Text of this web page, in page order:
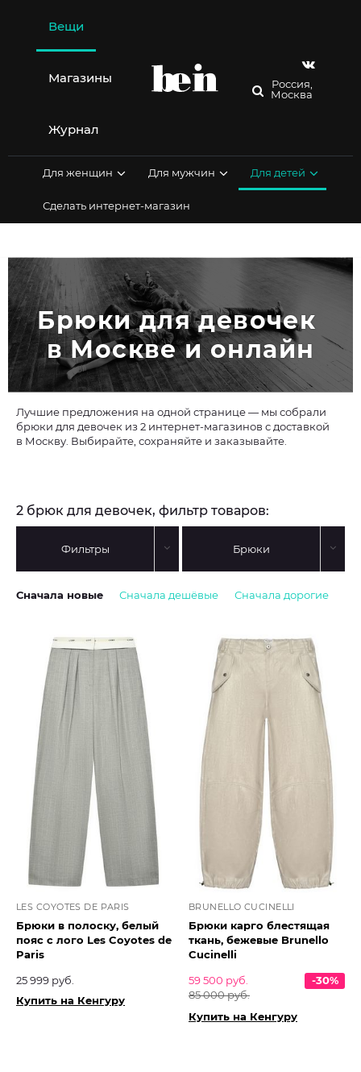
содержимому
Вещи
Магазины
Журнал
Россия,
Москва
Для женщин Для мужчин Для детей
Сделать интернет-магазин
Брюки для девочек
в Москве и онлайн
Лучшие предложения на одной странице — мы собрали
брюки для девочек из 2 интернет-магазинов с доставкой
в Москву. Выбирайте, сохраняйте и заказывайте.
2 брюк для девочек, фильтр товаров:
Фильтры Брюки
Сначала новые Сначала дешёвые Сначала дорогие
LES COYOTES DE PARIS
Брюки в полоску, белый
пояс с лого Les Coyotes de
Paris
25 999 руб.
Купить на Кенгуру
BRUNELLO CUCINELLI
Брюки карго блестящая
ткань, бежевые Brunello
Cucinelli
59 500 руб.
85 000 руб.
-30%
Купить на Кенгуру